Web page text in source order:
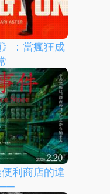
》：當瘋狂成
便利商店的違